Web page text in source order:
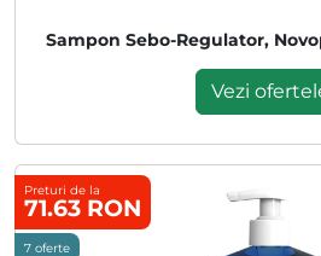
Sampon Sebo-Regulator,
Vezi
Preturi de la
71.63 RON
7 oferte